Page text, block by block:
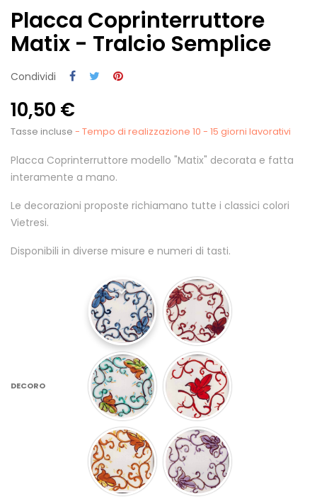
Placca Coprinterruttore
Matix - Tralcio Semplice
Condividi
10,50 €
Tasse incluse - Tempo di realizzazione 10 - 15 giorni lavorativi
Placca Coprinterruttore modello "Matix" decorata e fatta
interamente a mano.
Le decorazioni proposte richiamano tutte i classici colori
Vietresi.
Disponibili in diverse misure e numeri di tasti.
DECORO